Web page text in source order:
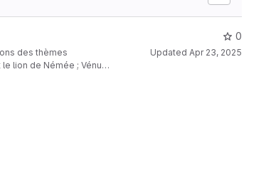
des thèmes
lion de Némée ; Vénus
associe
des outils de traitement
0
Updated Apr 23, 2025